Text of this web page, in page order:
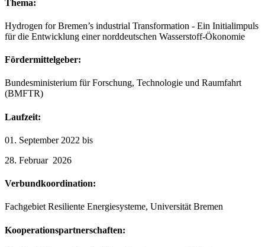
Thema:
Hydrogen for Bremen’s industrial Transformation - Ein Initialimpuls
für die Entwicklung einer norddeutschen Wasserstoff-Ökonomie
Fördermittelgeber:
Bundesministerium für Forschung, Technologie und Raumfahrt
(BMFTR)
Laufzeit:
01. September 2022 bis
28. Februar 2026
Verbundkoordination:
Fachgebiet Resiliente Energiesysteme, Universität Bremen
Kooperationspartnerschaften: